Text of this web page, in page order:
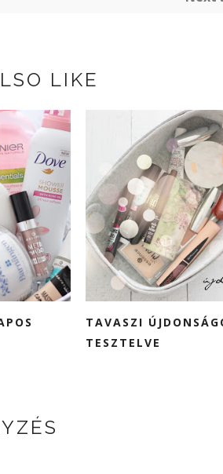
LIKE
TAVASZI
TESZTELVE